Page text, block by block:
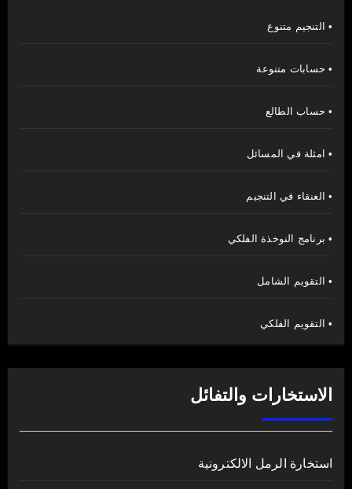
• التنجيم متنوع
• حسابات متنوعة
• حساب الطالع
• امثلة في المسائل
• العنقاء في التنجيم
• برنامج النوخذة الفلكي
• التقويم الشامل
• التقويم الفلكي
الاستخارات والتفائل
استخارة الرمل الالكترونية